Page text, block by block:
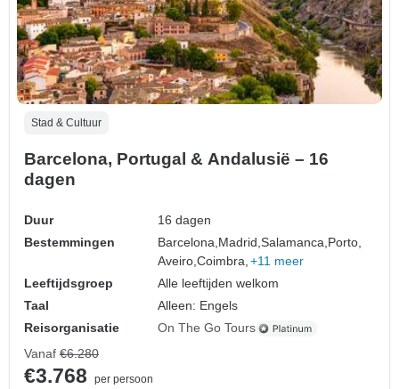
Stad & Cultuur
Barcelona, Portugal & Andalusië – 16
dagen
Duur
16 dagen
Bestemmingen
Barcelona,Madrid,Salamanca,Porto,
Aveiro,Coimbra, +11 meer
Leeftijdsgroep
Alle leeftijden welkom
Taal
Alleen: Engels
Reisorganisatie
On The Go Tours
Vanaf €6.280
€3.768
per persoon